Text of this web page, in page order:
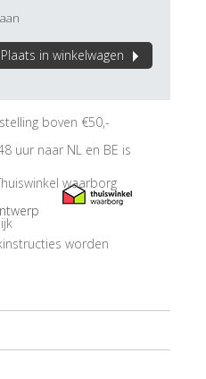
Plaats in winkelwagen
boven €50,-
uur naar NL en BE is
waarborg
worden